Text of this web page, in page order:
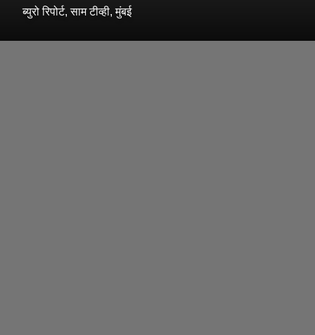
ब्युरो रिपोर्ट, साम टीव्ही, मुंबई